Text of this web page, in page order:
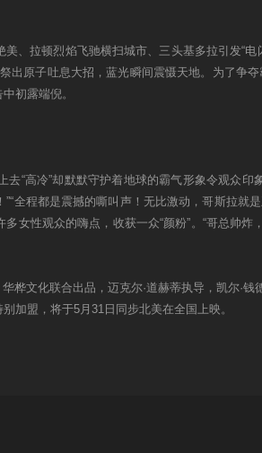
、拉顿烈焰飞驰横扫城市、三头基多拉引发“
出原子吐息大招，蓝光瞬间震慑天地。为了争
初露端倪。
“高冷”却默默守护着地球的霸气形象令观众
全程都是震撼的嘶叫声！无比激动，哥斯拉
女性观众的嗨点，收获一众“颜粉”。“哥总帅
桦文化联合出品，迈克尔·道赫蒂执导，凯尔·
加盟，将于5月31日同步北美在全国上映。